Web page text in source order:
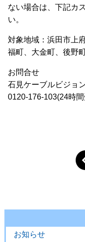
ない場合は、下記カ
い。
対象地域：浜田市上
福町、大金町、後野
お問合せ
石見ケーブルビジョ
0120-176-103(24時
お知らせ